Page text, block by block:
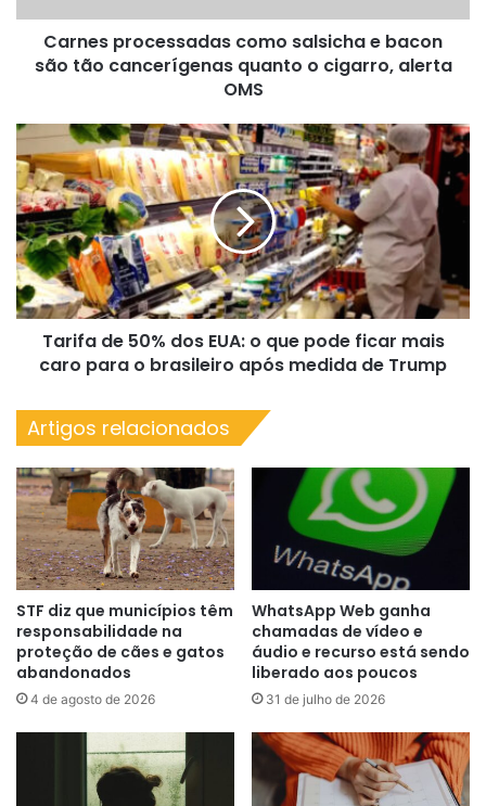
cancerígenas
quanto
OMS
Carnes processadas como salsicha e bacon
são tão cancerígenas quanto o cigarro, alerta
OMS
Tarifa
de
50%
dos
EUA:
o
que
pode
ficar
mais
caro
o
brasileiro
medida
de
Trump
Tarifa de 50% dos EUA: o que pode ficar mais
caro para o brasileiro após medida de Trump
Artigos relacionados
STF diz que municípios têm
responsabilidade na
proteção de cães e gatos
abandonados
4 de agosto de 2026
WhatsApp Web ganha
chamadas de vídeo e
áudio e recurso está sendo
liberado aos poucos
31 de julho de 2026